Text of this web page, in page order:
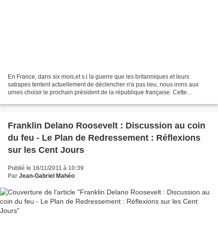
En France, dans six mois,et s i la guerre que les britanniques et leurs
satrapes tentent actuellement de déclencher n'a pas lieu, nous irons aux
urnes choisir le prochain président de la république française. Cette
Franklin Delano Roosevelt : Discussion au coin
du feu - Le Plan de Redressement : Réflexions
sur les Cent Jours
Publié le 16/11/2011 à 10:39
Par Jean-Gabriel Mahéo